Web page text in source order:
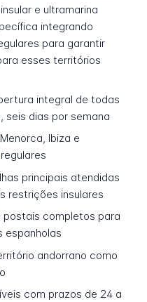
e ultramarina
integrando
para garantir
esses territórios
integral de todas
seis dias por semana
Ibiza e
principais atendidas
restrições insulares
postais completos para
espanholas
andorrano como
com prazos de 24 a